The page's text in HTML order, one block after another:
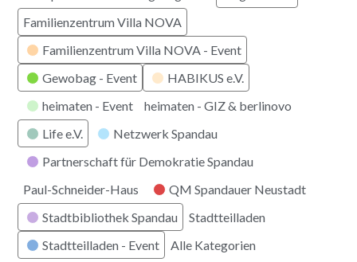
Familienzentrum Villa NOVA
Familienzentrum Villa NOVA - Event
Gewobag - Event
HABIKUS e.V.
heimaten - Event
heimaten - GIZ & berlinovo
Life e.V.
Netzwerk Spandau
Partnerschaft für Demokratie Spandau
Paul-Schneider-Haus
QM Spandauer Neustadt
Stadtbibliothek Spandau
Stadtteilladen
Stadtteilladen - Event
Alle Kategorien